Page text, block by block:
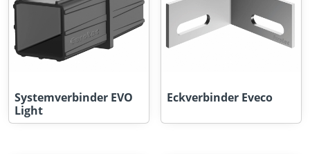
Systemverbinder EVO
Light
Eckverbinder Eveco